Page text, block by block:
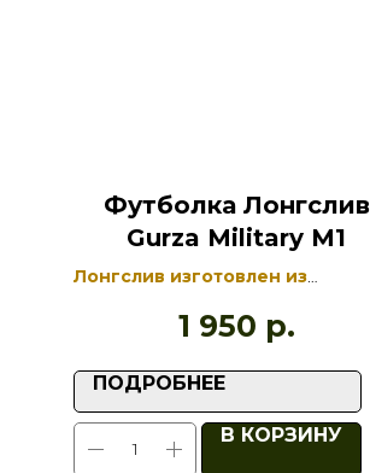
Футболка Лонгслив
Gurza Military M1
Лонгслив изготовлен из
длинноволокнистого хлопка
LYCRA
1 950 р.
ПОДРОБНЕЕ
В КОРЗИНУ